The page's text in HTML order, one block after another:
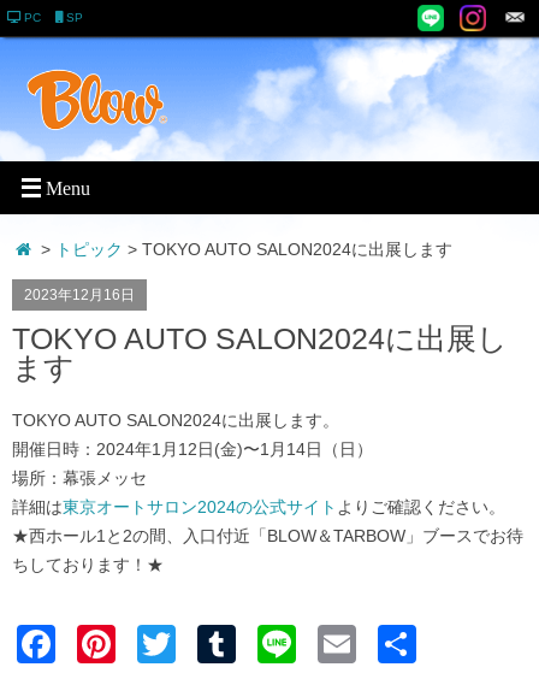
PC SP
> トピック > TOKYO AUTO SALON2024に出展します
2023年12月16日
TOKYO AUTO SALON2024に出展し
ます
TOKYO AUTO SALON2024に出展します。
開催日時：2024年1月12日(金)〜1月14日（日）
場所：幕張メッセ
詳細は東京オートサロン2024の公式サイト よりご確認ください。
★西ホール1と2の間、入口付近「BLOW＆TARBOW」ブースでお待
ちしております！★
Faceb Pinter Twitter Tumblr Line Email